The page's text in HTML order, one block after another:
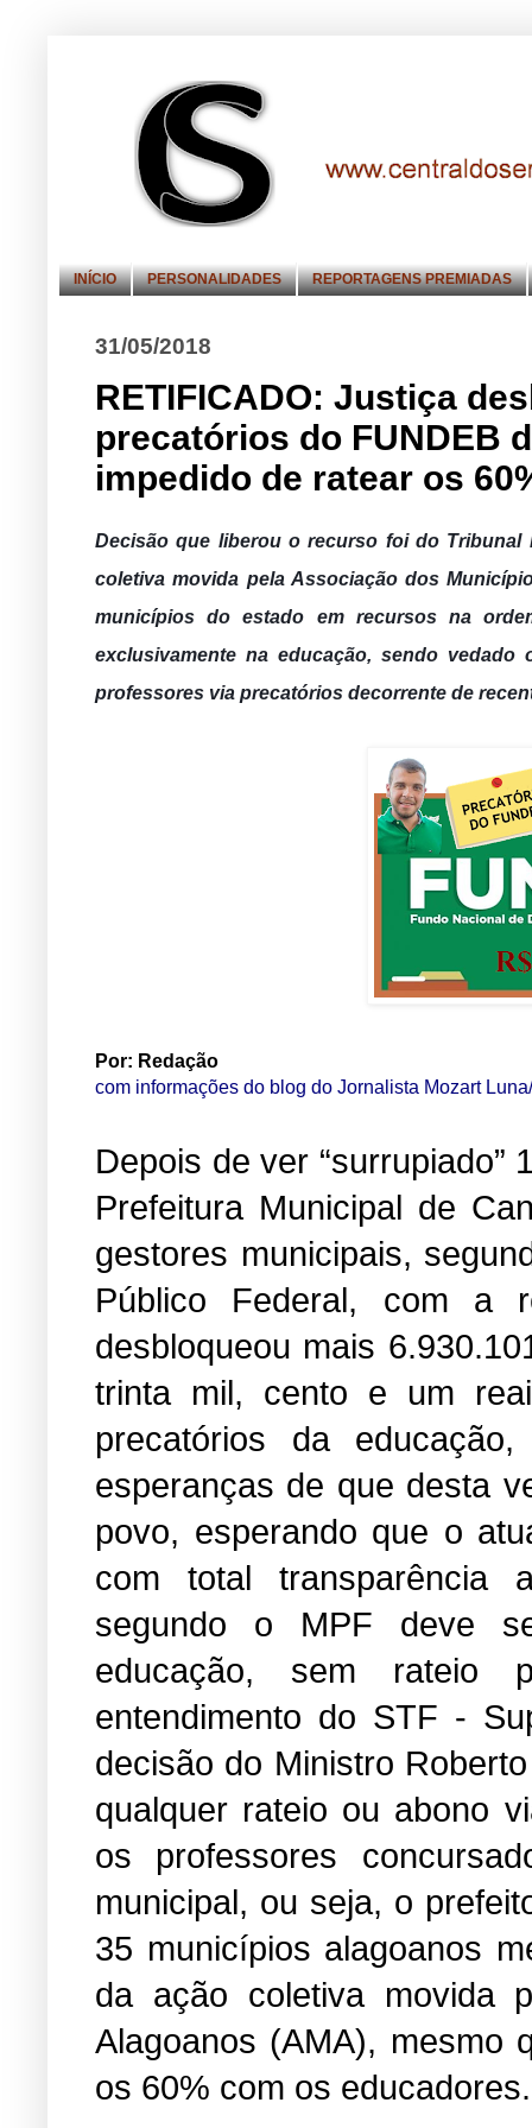
INÍCIO PERSONALIDADES REPORTAGENS PREMIADAS
31/05/2018
RETIFICADO: Justiça
precatórios do FUNDEB
impedido de ratear os
Decisão que liberou o recurso foi do Tribunal
coletiva movida pela Associação dos
municípios do estado em recursos na
exclusivamente na educação, sendo
professores via precatórios decorrente de
Por: Redação
com informações do blog do Jornalista Mozart
Depois de ver
Prefeitura Municipal de
gestores municipais,
Público Federal, com a
desbloqueou mais
trinta mil, cento e um
precatórios da
esperanças de que desta
povo, esperando que o
com total transparência
segundo o MPF deve
educação, sem rateio
entendimento do STF -
decisão do Ministro
qualquer rateio ou abono
os professores
municipal, ou seja, o
35 municípios alagoanos
da ação coletiva movida
Alagoanos (AMA), mesmo
os 60% com os educadores.